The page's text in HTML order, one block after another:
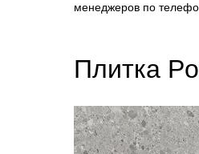
менеджеров по
Плитка